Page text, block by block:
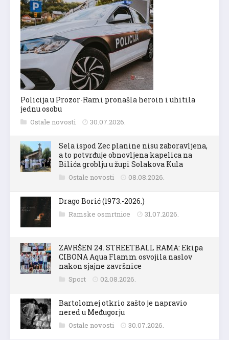
Policija u Prozor-Rami pronašla heroin i uhitila
jednu osobu
Ostale novosti 30.07.2026.
Sela ispod Zec planine nisu zaboravljena,
a to potvrđuje obnovljena kapelica na
Bilića groblju u župi Solakova Kula
Ostale novosti 08.08.2026.
Drago Borić (1973.-2026.)
Ramske osmrtnice 31.07.2026.
ZAVRŠEN 24. STREETBALL RAMA: Ekipa
CIBONA Aqua Flamm osvojila naslov
nakon sjajne završnice
Sport 02.08.2026.
Bartolomej otkrio zašto je napravio
nered u Međugorju
Ostale novosti 30.07.2026.